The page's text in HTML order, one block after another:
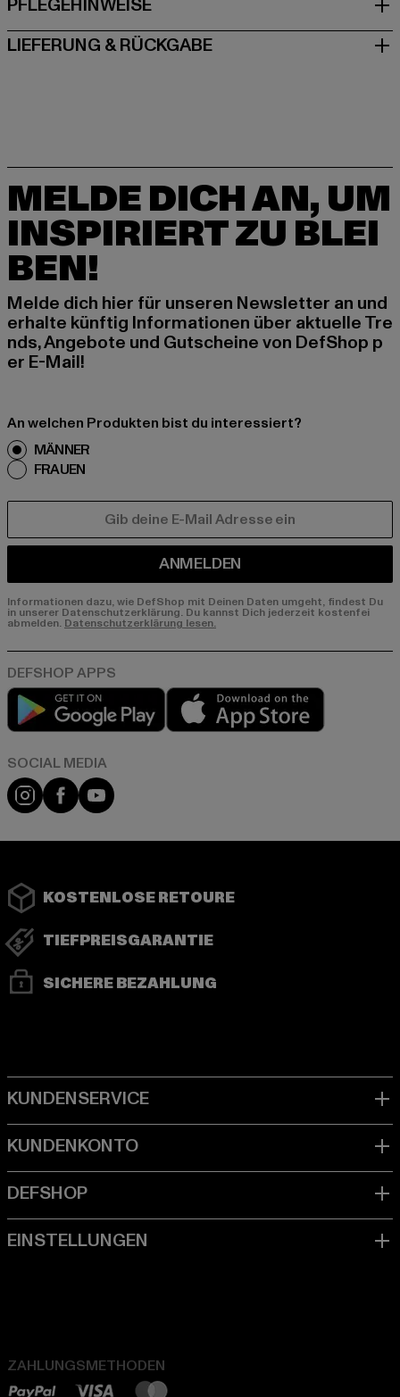
LIEFERUNG & RÜCKGABE
MELDE DICH AN, UM
INSPIRIERT ZU BLEI
BEN!
Melde dich hier für unseren Newsletter an und
erhalte künftig Informationen über aktuelle Tre
nds, Angebote und Gutscheine von DefShop p
er E-Mail!
An welchen Produkten bist du interessiert?
MÄNNER
FRAUEN
ANMELDEN
Informationen dazu, wie DefShop mit Deinen Daten umgeht, findest Du
in unserer Datenschutzerklärung. Du kannst Dich jederzeit kostenfei
abmelden. Datenschutzerklärung lesen.
Play market
Instagram
FacebookYouTube
KOSTENLOSE RETOURE
TIEFPREISGARANTIE
SICHERE BEZAHLUNG
ZAHLUNGSMETHODEN